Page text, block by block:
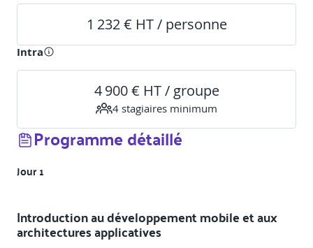
1 232 € HT / personne
Intra
4 900 € HT / groupe
4 stagiaires minimum
Programme détaillé
Jour 1
Introduction au développement mobile et aux
architectures applicatives